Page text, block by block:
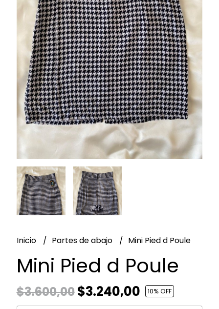
Inicio Partes de abajo Mini Pied d Poule
Mini Pied d Poule
$3.600,00$3.240,00 10% OFF